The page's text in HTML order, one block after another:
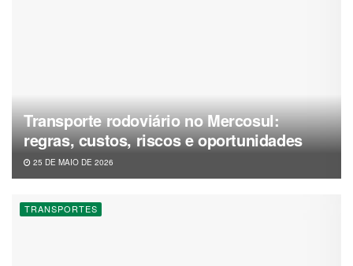
Transporte rodoviário no Mercosul:
regras, custos, riscos e oportunidades
25 DE MAIO DE 2026
TRANSPORTES